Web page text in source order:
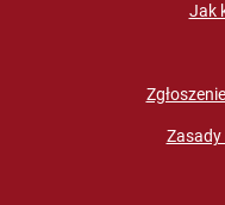
Jak
Zasady